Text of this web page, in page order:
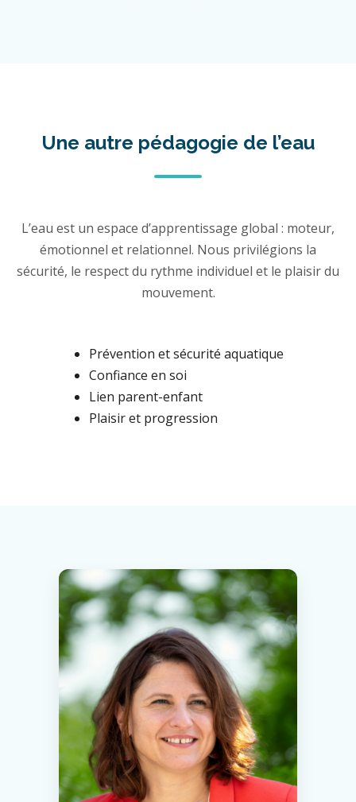
Une autre pédagogie de l’eau
L’eau est un espace d’apprentissage global : moteur,
émotionnel et relationnel. Nous privilégions la
sécurité, le respect du rythme individuel et le plaisir du
mouvement.
Prévention et sécurité aquatique
Confiance en soi
Lien parent-enfant
Plaisir et progression